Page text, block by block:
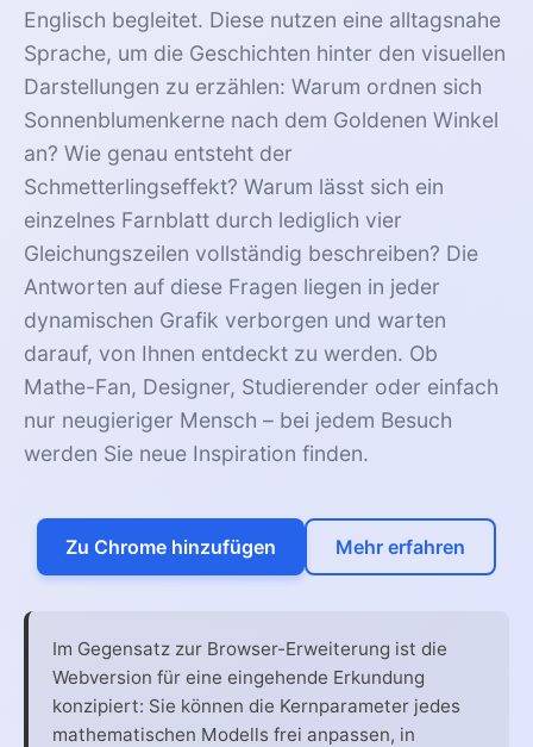
Englisch begleitet. Diese nutzen eine alltagsnahe
Sprache, um die Geschichten hinter den visuellen
Darstellungen zu erzählen: Warum ordnen sich
Sonnenblumenkerne nach dem Goldenen Winkel
an? Wie genau entsteht der
Schmetterlingseffekt? Warum lässt sich ein
einzelnes Farnblatt durch lediglich vier
Gleichungszeilen vollständig beschreiben? Die
Antworten auf diese Fragen liegen in jeder
dynamischen Grafik verborgen und warten
darauf, von Ihnen entdeckt zu werden. Ob
Mathe-Fan, Designer, Studierender oder einfach
nur neugieriger Mensch – bei jedem Besuch
werden Sie neue Inspiration finden.
Zu Chrome hinzufügen Mehr erfahren
Im Gegensatz zur Browser-Erweiterung ist die
Webversion für eine eingehende Erkundung
konzipiert: Sie können die Kernparameter jedes
mathematischen Modells frei anpassen, in